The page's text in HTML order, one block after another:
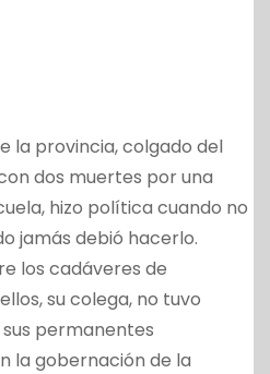
la provincia, colgado del
dos muertes por una
hizo política cuando no
jamás debió hacerlo.
los cadáveres de
su colega, no tuvo
permanentes
la gobernación de la